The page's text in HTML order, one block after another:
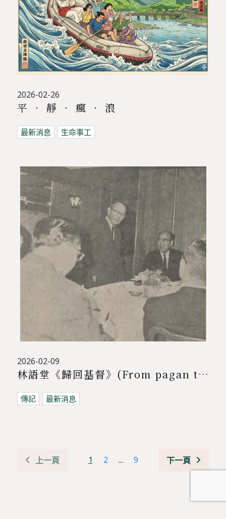
2026-02-26
平 ‧ 靜 ‧ 瘋 ‧ 浪
最新消息 生命事工
2026-02-09
林語堂《歸回基督》(From pagan to christian)
傳記 最新消息
上一頁 1 2 ... 9 下一頁